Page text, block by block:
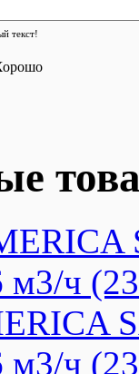
текст!
м3/ч